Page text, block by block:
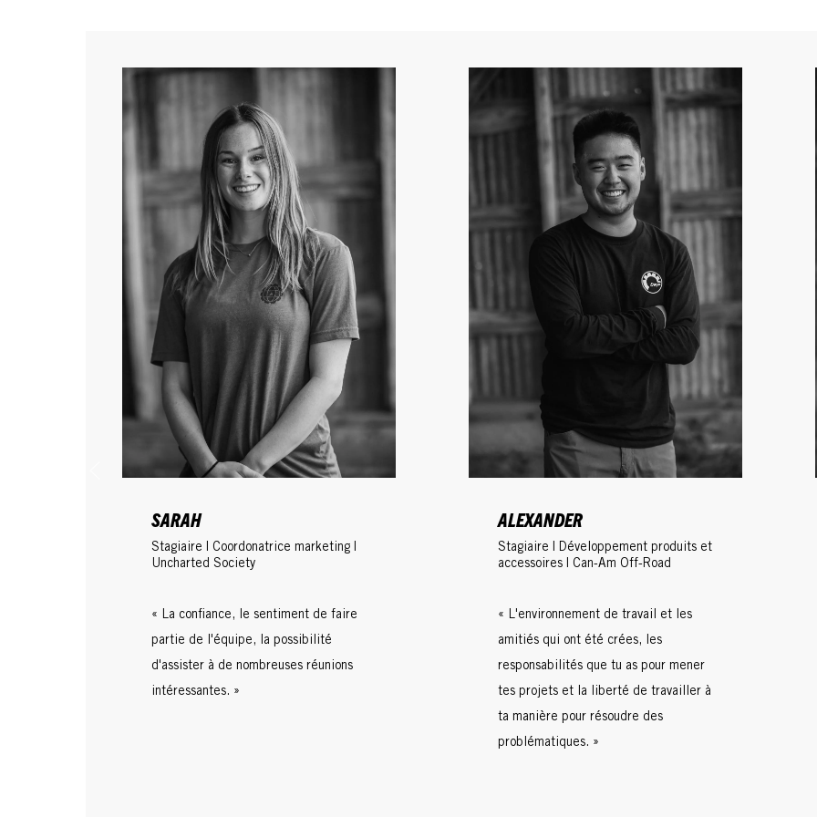
SARAH
Stagiaire | Coordonatrice marketing |
Uncharted Society
​​​​​« La confiance, le sentiment de faire
partie de l'équipe, la possibilité
d'assister à de nombreuses réunions
intéressantes. »
ALEXANDER
Stagiaire | Développement produits et
accessoires | Can-Am Off-Road
« L'environnement de travail et les
amitiés qui ont été crées, les
responsabilités que tu as pour mener
tes projets et la liberté de travailler à
ta manière pour résoudre des
problématiques. »